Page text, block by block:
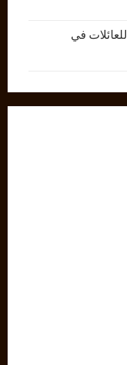
أفضل عروض تفعيل أوفيس 365 للعائلات في